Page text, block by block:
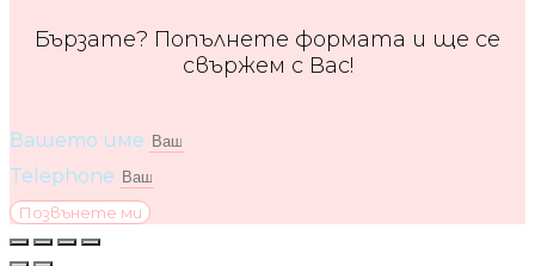
Бързате? Попълнете формата и ще се
свържем с Вас!
Вашето име
Telephone
Позвънете ми